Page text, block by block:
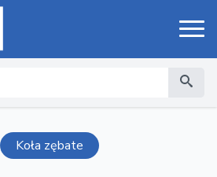
Koła zębate